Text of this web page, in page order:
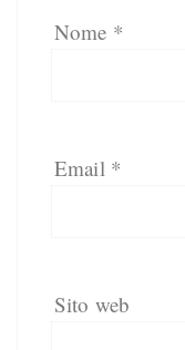
Nome *
Email *
Sito web